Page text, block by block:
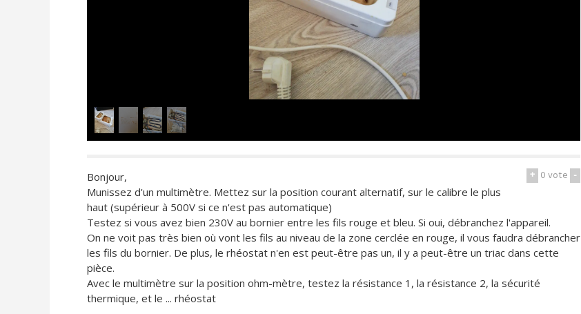
+ 0vote -
Bonjour,
Munissez d'un multimètre. Mettez sur la position courant alternatif, sur le calibre le plus
haut (supérieur à 500V si ce n'est pas automatique)
Testez si vous avez bien 230V au bornier entre les fils rouge et bleu. Si oui, débranchez l'appareil.
On ne voit pas très bien où vont les fils au niveau de la zone cerclée en rouge, il vous faudra débrancher
les fils du bornier. De plus, le rhéostat n'en est peut-être pas un, il y a peut-être un triac dans cette
pièce.
Avec le multimètre sur la position ohm-mètre, testez la résistance 1, la résistance 2, la sécurité
thermique, et le ... rhéostat